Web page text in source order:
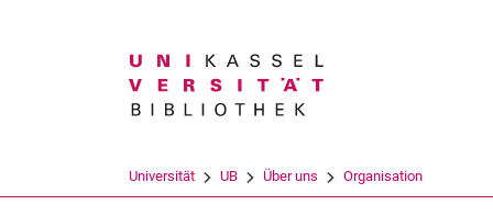
Universität UB Über uns Organisation